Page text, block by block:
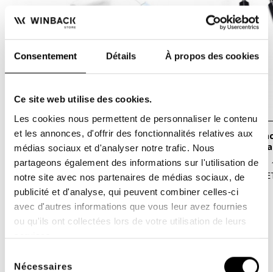
Consentement Détails À propos des cookies
Ce site web utilise des cookies.
Les cookies nous permettent de personnaliser le contenu
et les annonces, d'offrir des fonctionnalités relatives aux
médias sociaux et d'analyser notre trafic. Nous
partageons également des informations sur l'utilisation de
notre site avec nos partenaires de médias sociaux, de
publicité et d'analyse, qui peuvent combiner celles-ci
avec d'autres informations que vous leur avez fournies
ou qu'ils ont collectées lors de votre utilisation de leurs
services.
Nécessaires
Mix 3 Body (Poignées multipolaires)
- Winback
MIX3 offre une électrode main avec 3
pôles dynamiques qui passent...
329,00 €
Pack Uro - Winback pour BACK3
(ancienne
Kit Uro contenant :
convexe 25 mm
749,00 €